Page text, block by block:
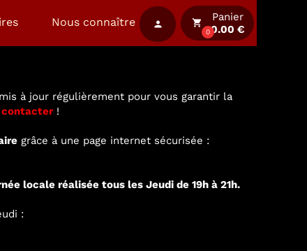
Nous connaître local_grocery_store
0
Panier
0.00 €
person
à jour régulièrement pour vous garantir la
contacter!
grâce à une page internet sécurisée :
locale réalisée tous les Jeudi de 19h à 21h.
: